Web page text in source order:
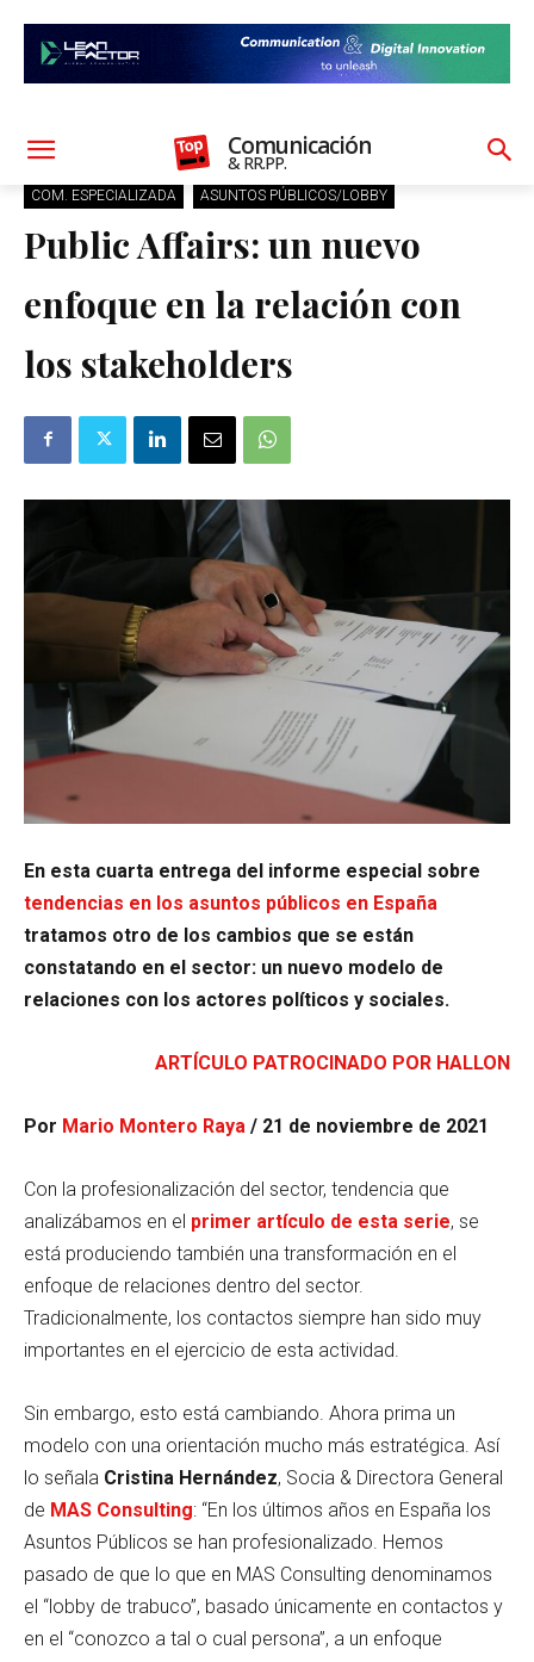
Comunicación
& RR.PP.
COM. ESPECIALIZADA ASUNTOS PÚBLICOS/LOBBY
Public Affairs: un nuevo
enfoque en la relación con
los stakeholders
En esta cuarta entrega del informe especial sobre
tendencias en los asuntos públicos en España
tratamos otro de los cambios que se están
constatando en el sector: un nuevo modelo de
relaciones con los actores políticos y sociales.
ARTÍCULO PATROCINADO POR HALLON
Por Mario Montero Raya / 21 de noviembre de 2021
Con la profesionalización del sector, tendencia que
analizábamos en el primer artículo de esta serie, se
está produciendo también una transformación en el
enfoque de relaciones dentro del sector.
Tradicionalmente, los contactos siempre han sido muy
importantes en el ejercicio de esta actividad.
Sin embargo, esto está cambiando. Ahora prima un
modelo con una orientación mucho más estratégica. Así
lo señala Cristina Hernández, Socia & Directora General
de MAS Consulting: “En los últimos años en España los
Asuntos Públicos se han profesionalizado. Hemos
pasado de que lo que en MAS Consulting denominamos
el “lobby de trabuco”, basado únicamente en contactos y
en el “conozco a tal o cual persona”, a un enfoque